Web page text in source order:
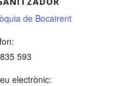
de Bocairent
593
electrònic: